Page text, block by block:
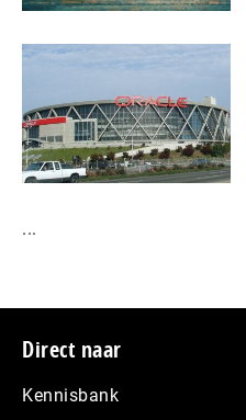
...
Footer
Direct naar
Kennisbank